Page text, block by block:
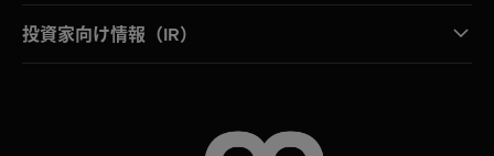
投資家向け情報（IR）